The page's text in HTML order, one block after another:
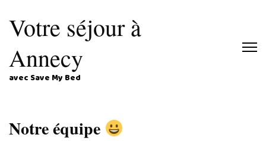
Votre séjour à
Annecy
avec Save My Bed
Notre équipe